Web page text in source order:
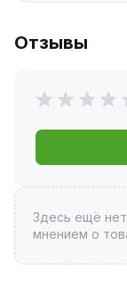
Отзывы
Здесь ещё
мнением о